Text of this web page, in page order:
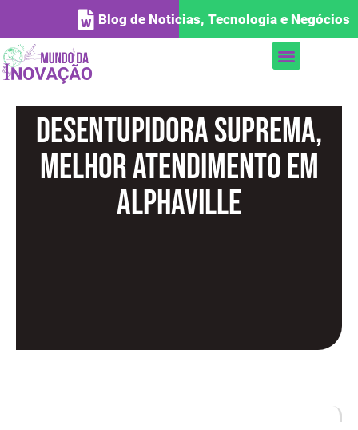
Blog de Noticias, Tecnologia e Negócios
Desentupidora Suprema,
melhor atendimento em
Alphaville